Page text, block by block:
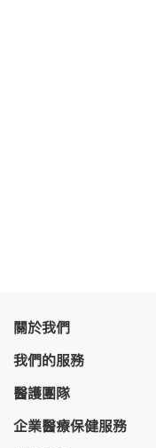
關於我們
我們的服務
醫護團隊
企業醫療保健服務